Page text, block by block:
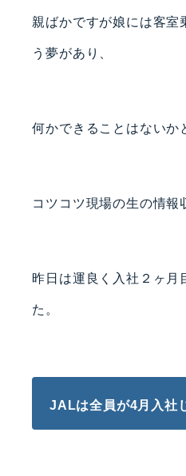
親ばかですが娘には客室
う夢があり、
何かできることはないか
コツコツ現場の生の情報
昨日は運良く入社２ヶ月
た。
JALは全員が4月入社